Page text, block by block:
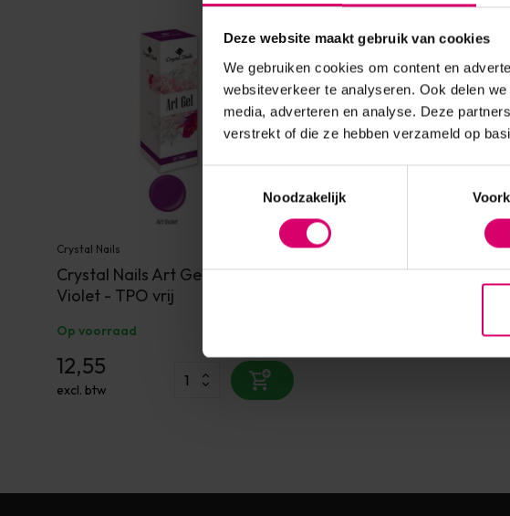
Deze website maakt gebruik van cookies
We gebruiken cookies om content en
websiteverkeer te analyseren. Ook delen
media, adverteren en analyse. Deze
verstrekt of die ze hebben verzameld op
Noodzakelijk
Crystal Nails
Crystal Nails Art Gel (Paint Gel)
Violet - TPO vrij
Op voorraad
12,55
excl. btw